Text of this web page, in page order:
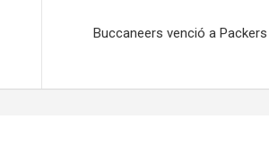
Buccaneers venció a